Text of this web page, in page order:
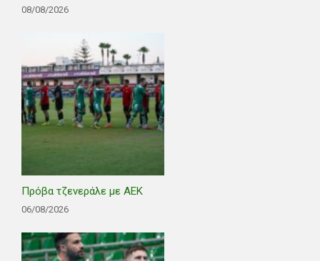
08/08/2026
Πρόβα τζενεράλε με ΑΕΚ
06/08/2026